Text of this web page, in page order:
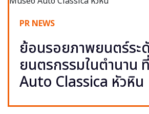
PR NEWS
ย้อนรอยภาพยนตร์ระ
ยนตรกรรมในตำนาน
Auto Classica หัวหิน